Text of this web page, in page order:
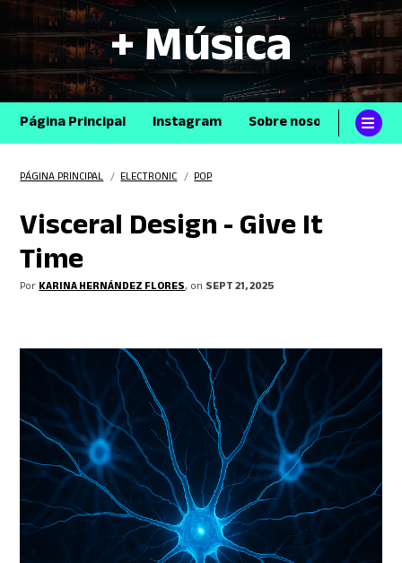
+ Música
Página Principal Instagram Sobre nosotros
PÁGINA PRINCIPAL /ELECTRONIC /POP
Visceral Design - Give It
Time
PorKARINA HERNÁNDEZ FLORES, on SEPT 21, 2025